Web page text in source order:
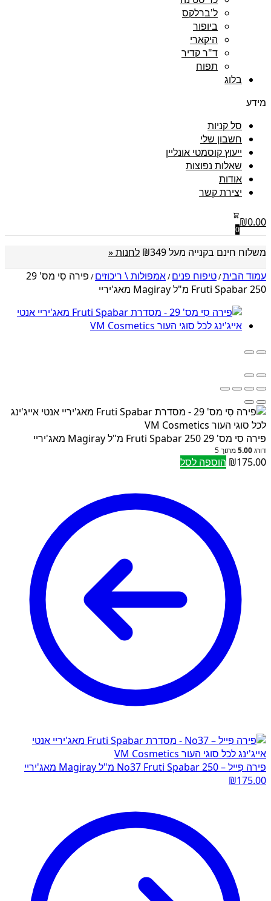
ל'ברלקס
ביופור
היקארי
ד"ר קדיר
תפוח
בלוג
מידע
סל קניות
חשבון שלי
ייעוץ קוסמטי אונליין
שאלות נפוצות
אודות
יצירת קשר
₪0.00
0
משלוח חינם בקנייה מעל ₪349
לחנות «
עמוד הבית/טיפוח פנים/אמפולות \ ריכוזים/
פירה סִי מס' 29
Fruti Spabar 250 מ"ל Magiray מאג'יריי
פירה סִי מס' 29 Fruti Spabar 250 מ"ל Magiray מאג'יריי
דורג5.00מתוך 5
₪175.00 הוספה לסל
פירה פִייל – No37 Fruti Spabar 250 מ"ל Magiray מאג'יריי
₪175.00